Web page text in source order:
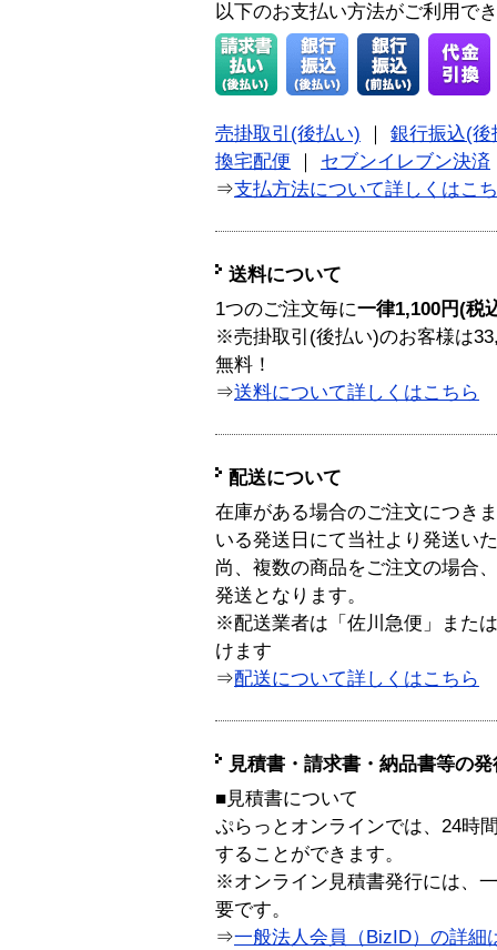
以下のお支払い方法がご利用で
売掛取引(後払い)
銀行振込(後
換宅配便
セブンイレブン決済
⇒支払方法について詳しくはこ
送料について
1つのご注文毎に一律1,100円(税
※売掛取引(後払い)のお客様は
無料！
⇒送料について詳しくはこちら
配送について
在庫がある場合のご注文につき
いる発送日にて当社より発送い
尚、複数の商品をご注文の場合
発送となります。
※配送業者は「佐川急便」また
けます
⇒配送について詳しくはこちら
見積書・請求書・納品書等の
■見積書について
ぷらっとオンラインでは、24時
することができます。
※オンライン見積書発行には、
要です。
⇒一般法人会員（BizID）の詳細